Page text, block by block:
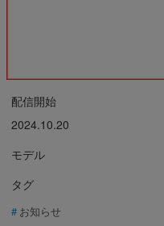
配信開始
2024.10.20
モデル
タグ
お知らせ